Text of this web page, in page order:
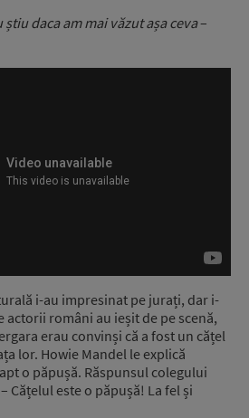
daca am mai văzut așa ceva–
i-au impresinat pe jurați, dar i-
actorii români au ieșit de pe scenă,
erau convinși că a fost un cățel
lor. Howie Mandel le explică
o păpușă. Răspunsul colegului
Cățelul este o păpușă! La fel și